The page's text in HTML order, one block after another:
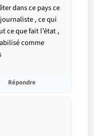
dans ce pays ce
, ce qui
ce que fait l’état ,
comme
Répondre